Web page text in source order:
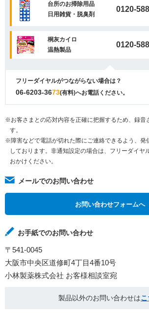
台所のお掃除用品
日用雑貨・脱臭剤
0120-
桐灰カイロ
温熱製品
0120-
フリーダイヤルがつながらない場合は？
06-6203-3673(有料)へお電話ください。
※お客さまとの応対内容を正確に把握するため、録音
す。
※障害などで電話が切れた際にご連絡できるよう、発
しております。非通知設定の場合は、フリーダイヤ
おかけください。
メールでのお問い合わせ
お問い合わせフォームへ
お手紙でのお問い合わせ
〒541-0045
大阪市中央区道修町4丁目4番10号
小林製薬株式会社 お客様相談室宛
製品以外のお問い合わせはこ